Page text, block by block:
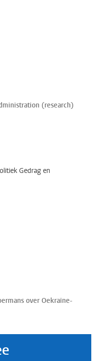
(research)
Gedrag en
over Oekraïne-